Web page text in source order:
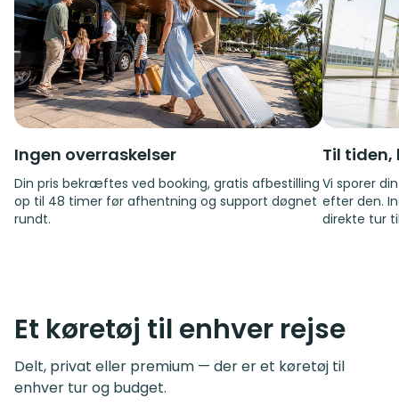
Ingen overraskelser
Din pris bekræftes ved booking, gratis afbestilling
op til 48 timer før afhentning og support døgnet
rundt.
Til tiden,
Vi sporer
efter den.
direkte tur
Et køretøj til enhver rejse
Delt, privat eller premium — der er et køretøj til
enhver tur og budget.